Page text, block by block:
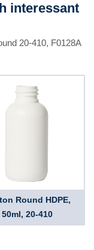
interessant
20-410, F0128A
Round HDPE,
50ml, 20-410